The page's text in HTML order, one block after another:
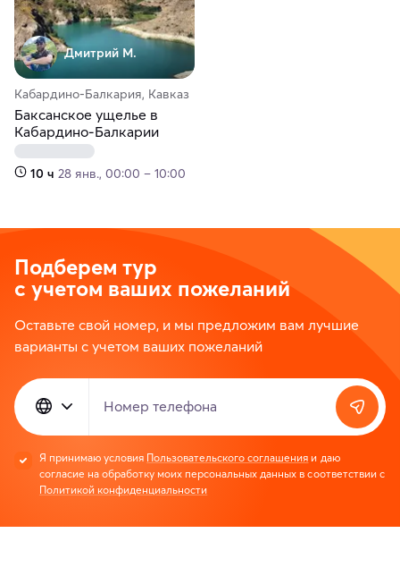
Дмитрий М.
Кабардино-Балкария, Кавказ
Баксанское ущелье в
Кабардино-Балкарии
10 ч 28 янв., 00:00 – 10:00
Подберем тур
с учетом ваших пожеланий
Оставьте свой номер, и мы предложим вам лучшие
варианты с учетом ваших пожеланий
Номер телефона
Я принимаю условия Пользовательского соглашения и даю
согласие на обработку моих персональных данных в соответствии с
Политикой конфиденциальности